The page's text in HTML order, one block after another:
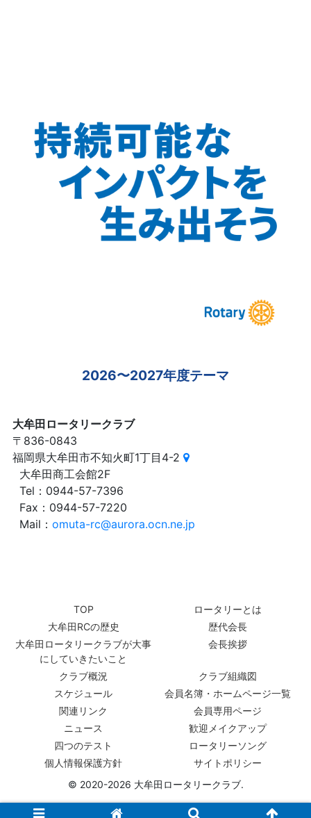
2026〜2027年度テーマ
大牟田ロータリークラブ
〒836-0843
福岡県大牟田市不知火町1丁目4-2
大牟田商工会館2F
Tel：0944-57-7396
Fax：0944-57-7220
Mail：omuta-rc@aurora.ocn.ne.jp
TOP
ロータリーとは
大牟田RCの歴史
歴代会長
大牟田ロータリークラブが大事
にしていきたいこと
会長挨拶
クラブ概況
クラブ組織図
スケジュール
会員名簿・ホームページ一覧
関連リンク
会員専用ページ
ニュース
歓迎メイクアップ
四つのテスト
ロータリーソング
個人情報保護方針
サイトポリシー
© 2020-2026 大牟田ロータリークラブ.